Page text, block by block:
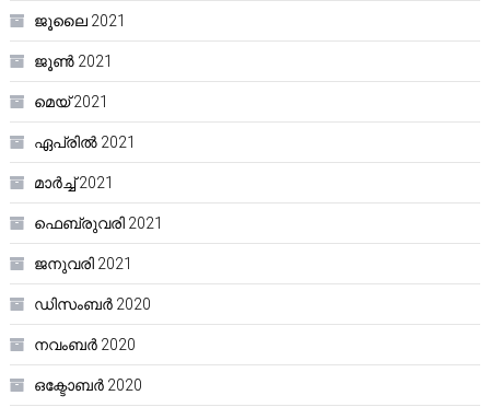
ജൂലൈ 2021
ജൂൺ 2021
മെയ്‌ 2021
ഏപ്രിൽ 2021
മാർച്ച്‌ 2021
ഫെബ്രുവരി 2021
ജനുവരി 2021
ഡിസംബർ 2020
നവംബർ 2020
ഒക്ടോബർ 2020